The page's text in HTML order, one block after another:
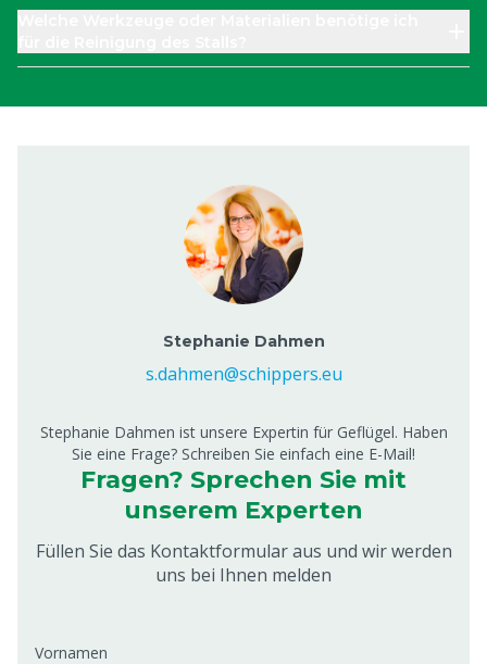
Stephanie Dahmen
s.dahmen@schippers.eu
Stephanie Dahmen ist unsere Expertin für Geflügel. Haben
Sie eine Frage? Schreiben Sie einfach eine E-Mail!
Fragen? Sprechen Sie mit
unserem Experten
Füllen Sie das Kontaktformular aus und wir werden
uns bei Ihnen melden
Vornamen